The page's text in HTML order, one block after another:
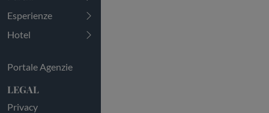
Esperienze
Hotel
Portale Agenzie
LEGAL
Privacy